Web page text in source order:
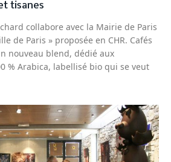
tisanes
collabore avec la Mairie de Paris
de Paris » proposée en CHR. Cafés
nouveau blend, dédié aux
% Arabica, labellisé bio qui se veut